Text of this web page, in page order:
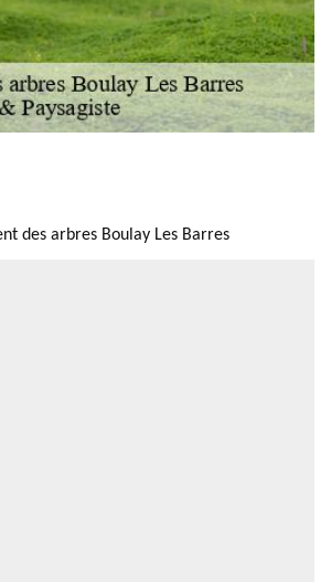
des arbres Boulay Les Barres